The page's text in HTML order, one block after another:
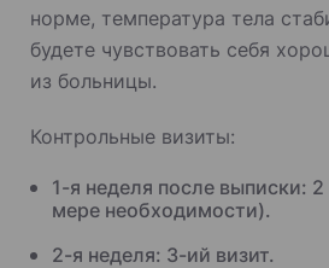
норме, температура тела
будете чувствовать себя
из больницы.
Контрольные визиты:
1-я неделя после выписки:
мере необходимости).
2-я неделя: 3-ий визит.